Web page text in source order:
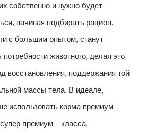
собственно и нужно будет
начиная подбирать рацион.
с большим опытом, станут
потребности животного, делая это
восстановления, поддержания той
массы тела. В идеале,
использовать корма премиум
премиум – класса.